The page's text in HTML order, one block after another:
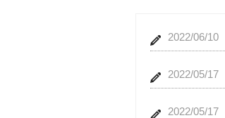
2022/06/10
2022/05/17
2022/05/17